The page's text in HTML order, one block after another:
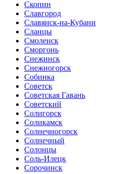
Скопин
Славгород
Славянск-на-Кубани
Сланцы
Смоленск
Сморгонь
Снежинск
Снежногорск
Собинка
Советск
Советская Гавань
Советский
Солигорск
Соликамск
Солнечногорск
Солнечный
Солонцы
Соль-Илецк
Сорочинск